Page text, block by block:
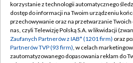
TVP
Abonament TVP
Emisja w TVP
Centrum informacji TVP
Regulamin
Polityka
Moje zgody
korzystanie z technologii automatycznego
dostęp do informacji na Twoim urządzeniu
przechowywanie oraz na przetwarzanie
nas, czyli Telewizję Polską S.A. w likwidacji
Zaufanych Partnerów z IAB* (1201 firm) oraz
Partnerów TVP (93 firm), w celach
zautomatyzowanego dopasowania reklam do